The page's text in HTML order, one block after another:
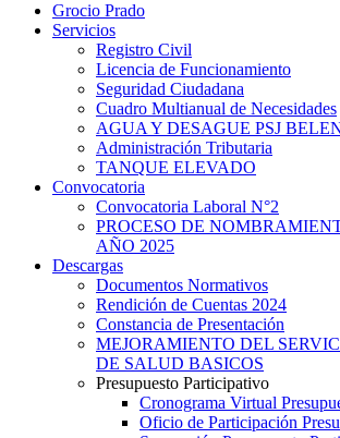
Grocio Prado
Servicios
Registro Civil
Licencia de Funcionamiento
Seguridad Ciudadana
Cuadro Multianual de Necesidades
AGUA Y DESAGUE PSJ
Administración Tributaria
TANQUE ELEVADO
Convocatoria
Convocatoria Laboral N°2
PROCESO DE
AÑO 2025
Descargas
Documentos Normativos
Rendición de Cuentas 2024
Constancia de Presentación
MEJORAMIENTO DEL
DE SALUD BASICOS
Presupuesto Participativo
Cronograma Virtual
Oficio de Participación